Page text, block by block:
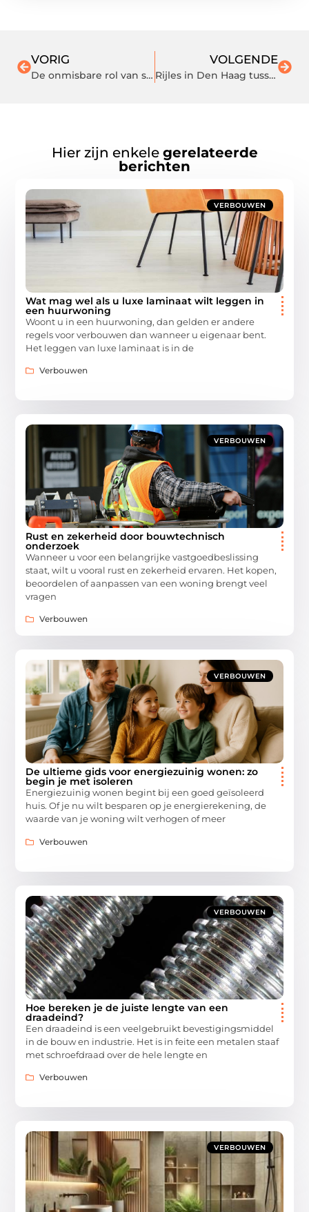
VORIG
De onmisbare rol van scheenbeschermers in voetbal
VOLGENDE
Rijles in Den Haag tussen trams, drukte en strandroutes
Hier zijn enkele gerelateerde
berichten
VERBOUWEN
Wat mag wel als u luxe laminaat wilt leggen in
een huurwoning
Woont u in een huurwoning, dan gelden er andere
regels voor verbouwen dan wanneer u eigenaar bent.
Het leggen van luxe laminaat is in de
Verbouwen
VERBOUWEN
Rust en zekerheid door bouwtechnisch
onderzoek
Wanneer u voor een belangrijke vastgoedbeslissing
staat, wilt u vooral rust en zekerheid ervaren. Het kopen,
beoordelen of aanpassen van een woning brengt veel
vragen
Verbouwen
VERBOUWEN
De ultieme gids voor energiezuinig wonen: zo
begin je met isoleren
Energiezuinig wonen begint bij een goed geïsoleerd
huis. Of je nu wilt besparen op je energierekening, de
waarde van je woning wilt verhogen of meer
Verbouwen
VERBOUWEN
Hoe bereken je de juiste lengte van een
draadeind?
Een draadeind is een veelgebruikt bevestigingsmiddel
in de bouw en industrie. Het is in feite een metalen staaf
met schroefdraad over de hele lengte en
Verbouwen
VERBOUWEN